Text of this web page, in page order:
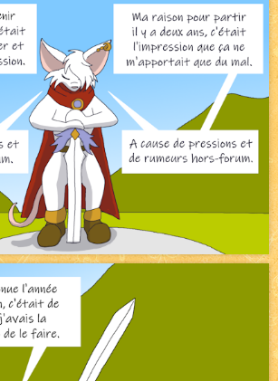
Pique-nique d'été NEW
Avatar, le dessin d'un autre maître NEW
Beyond the cliff (suite)
On retape les miniatures de l'accueil
Le Jeu du Trône II – Après l'explosion NEW
Le Jeu du Trône – Généalogie